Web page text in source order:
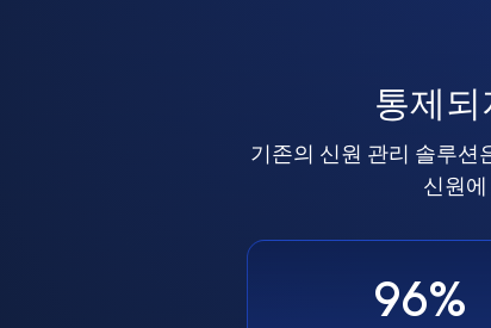
통제되
기존의 신원 관리 솔루션
신원
96%